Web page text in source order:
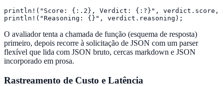
println!("Score: {:.2}, Verdict: {:?}", verdict.score,
println!("Reasoning: {}", verdict.reasoning);
O avaliador tenta a chamada de função (esquema de resposta)
primeiro, depois recorre à solicitação de JSON com um parser
flexível que lida com JSON bruto, cercas markdown e JSON
incorporado em prosa.
Rastreamento de Custo e Latência